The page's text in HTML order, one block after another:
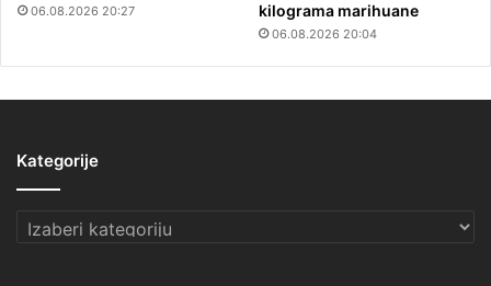
06.08.2026 20:27
kilograma marihuane
06.08.2026 20:04
Kategorije
Kategorije